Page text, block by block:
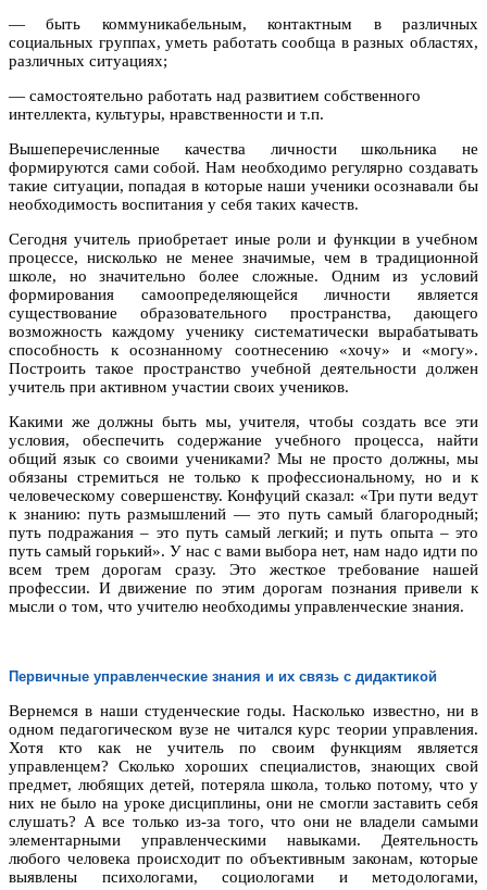
— быть коммуникабельным, контактным в различных
социальных группах, уметь работать сообща в разных областях,
различных ситуациях;
— самостоятельно работать над развитием собственного
интеллекта, культуры, нравственности и т.п.
Вышеперечисленные качества личности школьника не
формируются сами собой. Нам необходимо регулярно создавать
такие ситуации, попадая в которые наши ученики осознавали бы
необходимость воспитания у себя таких качеств.
Сегодня учитель приобретает иные роли и функции в учебном
процессе, нисколько не менее значимые, чем в традиционной
школе, но значительно более сложные. Одним из условий
формирования самоопределяющейся личности является
существование образовательного пространства, дающего
возможность каждому ученику систематически вырабатывать
способность к осознанному соотнесению «хочу» и «могу».
Построить такое пространство учебной деятельности должен
учитель при активном участии своих учеников.
Какими же должны быть мы, учителя, чтобы создать все эти
условия, обеспечить содержание учебного процесса, найти
общий язык со своими учениками? Мы не просто должны, мы
обязаны стремиться не только к профессиональному, но и к
человеческому совершенству. Конфуций сказал: «Три пути ведут
к знанию: путь размышлений — это путь самый благородный;
путь подражания – это путь самый легкий; и путь опыта – это
путь самый горький». У нас с вами выбора нет, нам надо идти по
всем трем дорогам сразу. Это жесткое требование нашей
профессии. И движение по этим дорогам познания привели к
мысли о том, что учителю необходимы управленческие знания.
Первичные управленческие знания и их связь с дидактикой
Вернемся в наши студенческие годы. Насколько известно, ни в
одном педагогическом вузе не читался курс теории управления.
Хотя кто как не учитель по своим функциям является
управленцем? Сколько хороших специалистов, знающих свой
предмет, любящих детей, потеряла школа, только потому, что у
них не было на уроке дисциплины, они не смогли заставить себя
слушать? А все только из-за того, что они не владели самыми
элементарными управленческими навыками. Деятельность
любого человека происходит по объективным законам, которые
выявлены психологами, социологами и методологами,